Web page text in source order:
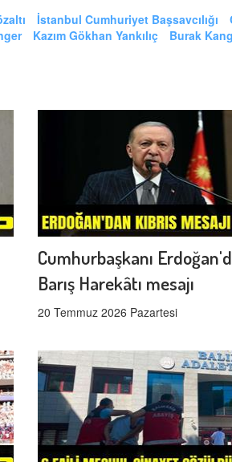
İstanbul Cumhuriyet Başsavcılığı
Kazım Gökhan Yankılıç Burak
Cumhurbaşkanı
Barış Harekâtı mesajı
20 Temmuz 2026 Pazartesi